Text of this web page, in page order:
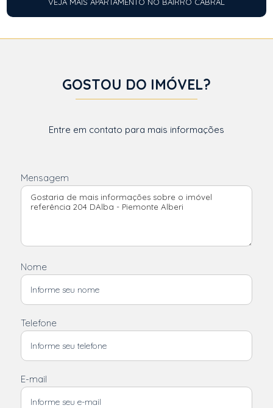
GOSTOU DO IMÓVEL?
Entre em contato para mais informações
Mensagem
Nome
Telefone
E-mail